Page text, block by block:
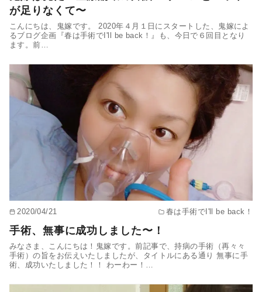
が足りなくて〜
こんにちは、鬼嫁です。 2020年４月１日にスタートした、鬼嫁によ
るブログ企画『春は手術でI'll be back！』も、今日で６回目となり
ます。前…
2020/04/21 春は手術でI'll be back！
手術、無事に成功しました〜！
みなさま、こんにちは！鬼嫁です。前記事で、持病の手術（再々々
手術）の旨をお伝えいたしましたが、タイトルにある通り 無事に手
術、成功いたしました！！ わーわー！…